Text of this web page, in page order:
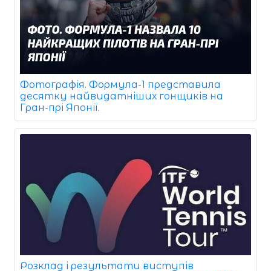
Фотографія. Формула-1 представила
десятку найвидатніших гонщиків на
Гран-прі Японії.
Розклад і результати виступів